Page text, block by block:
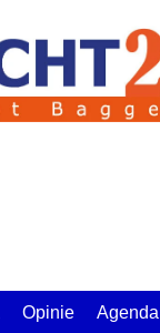
Opinie Agenda